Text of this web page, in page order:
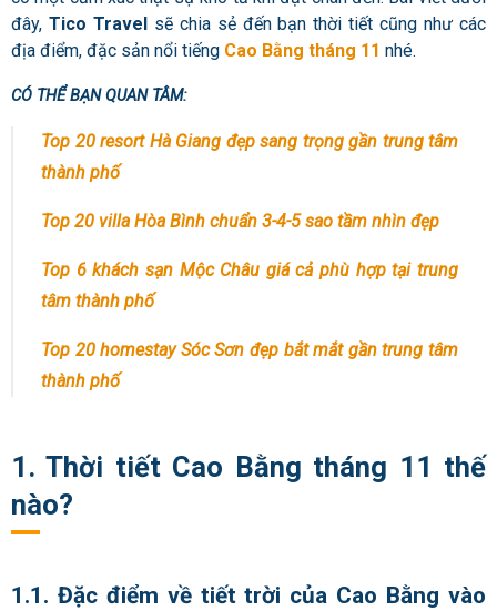
đây, Tico Travel sẽ chia sẻ đến bạn thời tiết cũng như các
địa điểm, đặc sản nổi tiếng Cao Bằng tháng 11 nhé.
CÓ THỂ BẠN QUAN TÂM:
Top 20 resort Hà Giang đẹp sang trọng gần trung tâm
thành phố
Top 20 villa Hòa Bình chuẩn 3-4-5 sao tầm nhìn đẹp
Top 6 khách sạn Mộc Châu giá cả phù hợp tại trung
tâm thành phố
Top 20 homestay Sóc Sơn đẹp bắt mắt gần trung tâm
thành phố
1. Thời tiết Cao Bằng tháng 11 thế
nào?
1.1. Đặc điểm về tiết trời của Cao Bằng vào